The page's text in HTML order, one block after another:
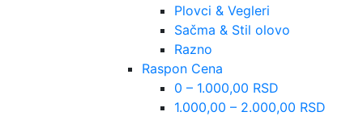
Plovci & Vegleri
Sačma & Stil olovo
Razno
Raspon Cena
0 – 1.000,00 RSD
1.000,00 – 2.000,00 RSD